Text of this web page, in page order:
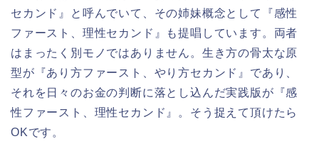
セカンド』と呼んでいて、その姉妹概念として『感性
ファースト、理性セカンド』も提唱しています。両者
はまったく別モノではありません。生き方の骨太な原
型が『あり方ファースト、やり方セカンド』であり、
それを日々のお金の判断に落とし込んだ実践版が『感
性ファースト、理性セカンド』。そう捉えて頂けたら
OKです。